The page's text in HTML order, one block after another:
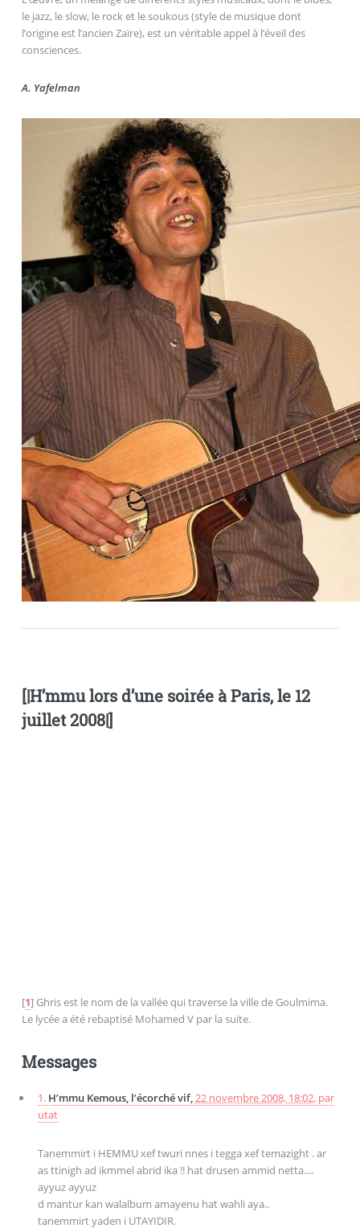
le jazz, le slow, le rock et le soukous (style de musique dont
l’origine est l’ancien Zaïre), est un véritable appel à l’éveil des
consciences.
A. Yafelman
[|H’mmu lors d’une soirée à Paris, le 12
juillet 2008|]
[1] Ghris est le nom de la vallée qui traverse la ville de Goulmima.
Le lycée a été rebaptisé Mohamed V par la suite.
Messages
1. H’mmu Kemous, l’écorché vif,22 novembre 2008, 18:02, par
utat
Tanemmirt i HEMMU xef twuri nnes i tegga xef temazight . ar
as ttinigh ad ikmmel abrid ika !! hat drusen ammid netta....
ayyuz ayyuz
d mantur kan walalbum amayenu hat wahli aya..
tanemmirt yaden i UTAYIDIR.